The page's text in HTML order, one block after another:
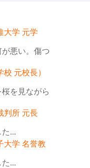
大学 元学
が悪い。傷つ
元校長）
桜を見ながら
判所 元長
た...
大学 名誉教
た...